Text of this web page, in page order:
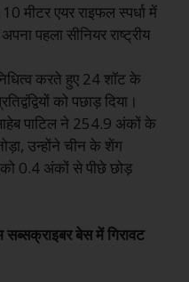
मीटर एयर राइफल स्पर्धा में
पहला सीनियर राष्ट्रीय
करते हुए 24 शॉट के
को पछाड़ दिया।
पाटिल ने 254.9 अंकों के
उन्होंने चीन के शेंग
को 0.4 अंकों से पीछे छोड़
बेस में गिरावट